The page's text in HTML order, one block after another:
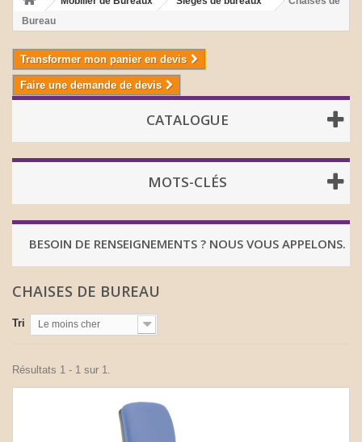
Bureau
Transformer mon panier en devis
Faire une demande de devis
CATALOGUE
MOTS-CLÉS
BESOIN DE RENSEIGNEMENTS ? NOUS VOUS APPELONS.
CHAISES DE BUREAU
Tri Le moins cher
Résultats 1 - 1 sur 1.